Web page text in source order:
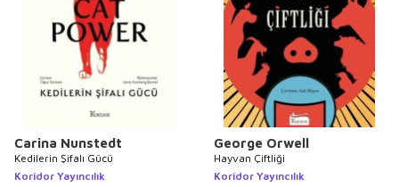
Carina Nunstedt
Kedilerin Şifalı Gücü
Koridor Yayıncılık
George Orwell
Hayvan Çiftliği
Koridor Yayıncılık